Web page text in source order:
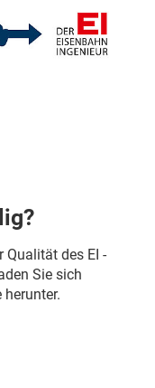
Qualität des EI -
Sie sich